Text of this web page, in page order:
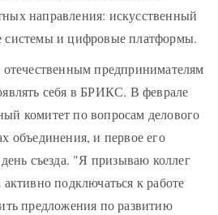
направления: искусственный
системы и цифровые платформы.
отечественным предпринимателям
себя в БРИКС. В феврале
комитет по вопросам делового
объединения, и первое его
день съезда. "Я призываю коллег
активно подключаться к работе
предложения по развитию